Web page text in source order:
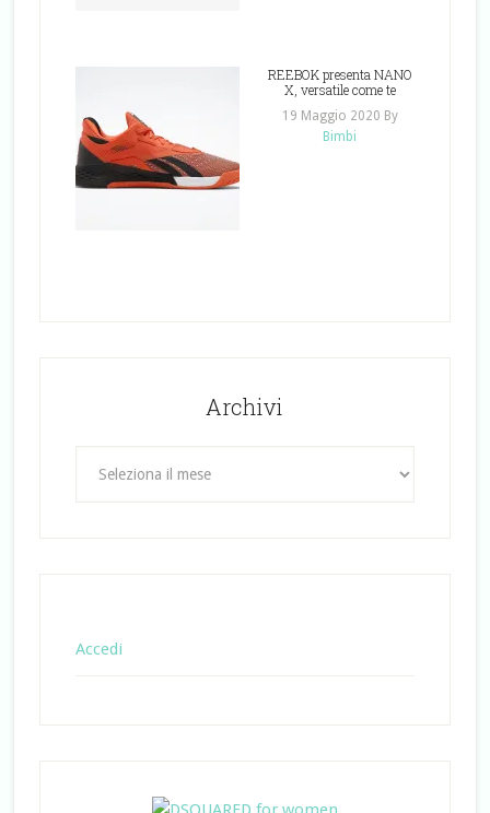
REEBOK presenta NANO
X, versatile come te
19 Maggio 2020 By
Bimbi
Archivi
Accedi